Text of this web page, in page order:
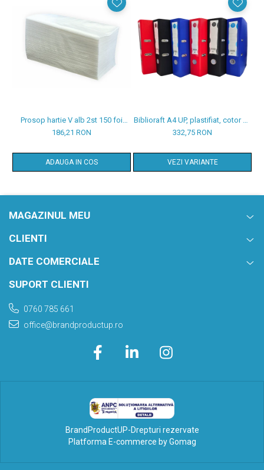
Prosop hartie V alb 2st 150 foi
23*23cm 20 pachete/set
186,21 RON
ADAUGA IN COS
Biblioraft A4 UP, plastifiat, cotor 80
mm, 25/set
332,75 RON
VEZI VARIANTE
MAGAZINUL MEU
CLIENTI
DATE COMERCIALE
SUPORT CLIENTI
0760 785 661
office@brandproductup.ro
BrandProductUP-Drepturi rezervate
Platforma E-commerce by Gomag